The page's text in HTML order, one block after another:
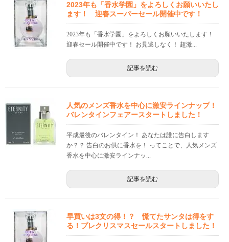
2023年も「香水学園」をよろしくお願いいたし
ます！ 迎春スーパーセール開催中です！
2023年も「香水学園」をよろしくお願いいたします！
迎春セール開催中です！ お見逃しなく！ 超激...
記事を読む
人気のメンズ香水を中心に激安ラインナップ！
バレンタインフェアースタートしました！
平成最後のバレンタイン！ あなたは誰に告白します
か？？ 告白のお供に香水を！ ってことで、人気メンズ
香水を中心に激安ラインナッ...
記事を読む
早買いは3文の得！？ 慌てたサンタは得をす
る！プレクリスマスセールスタートしました！